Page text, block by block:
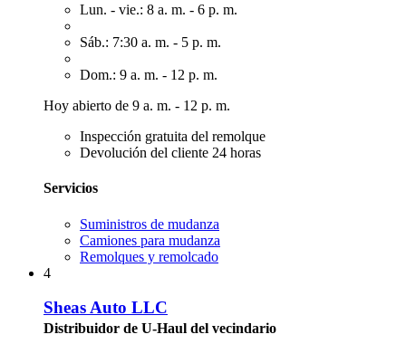
Lun. - vie.: 8 a. m. - 6 p. m.
Sáb.: 7:30 a. m. - 5 p. m.
Dom.: 9 a. m. - 12 p. m.
Hoy abierto de 9 a. m. - 12 p. m.
Inspección gratuita del remolque
Devolución del cliente 24 horas
Servicios
Suministros de mudanza
Camiones para mudanza
Remolques y remolcado
4
Sheas Auto LLC
Distribuidor de U-Haul del vecindario